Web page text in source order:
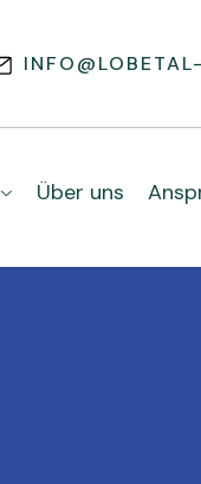
 Über uns